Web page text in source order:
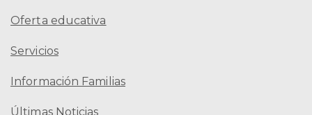
Oferta educativa
Servicios
Información Familias
Últimas Noticias